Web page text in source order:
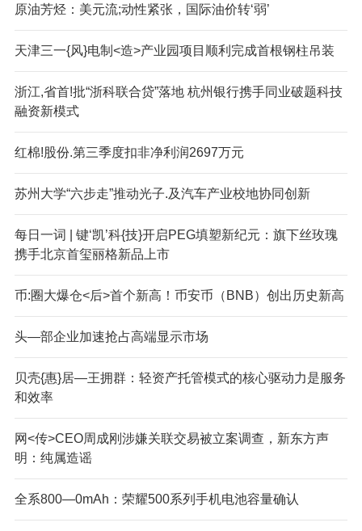
原油芳烃：美元流;动性紧张，国际油价转‘弱’
天津三一{风}电制<造>产业园项目顺利完成首根钢柱吊装
浙江,省首!批“浙科联合贷”落地 杭州银行携手同业破题科技
融资新模式
红棉!股份.第三季度扣非净利润2697万元
苏州大学“六步走”推动光子.及汽车产业校地协同创新
每日一词 | 键‘凯’科{技}开启PEG填塑新纪元：旗下丝玫瑰
携手北京首玺丽格新品上市
币:圈大爆仓<后>首个新高！币安币（BNB）创出历史新高
头—部企业加速抢占高端显示市场
贝壳{惠}居—王拥群：轻资产托管模式的核心驱动力是服务
和效率
网<传>CEO周成刚涉嫌关联交易被立案调查，新东方声
明：纯属造谣
全系800—0mAh：荣耀500系列手机电池容量确认